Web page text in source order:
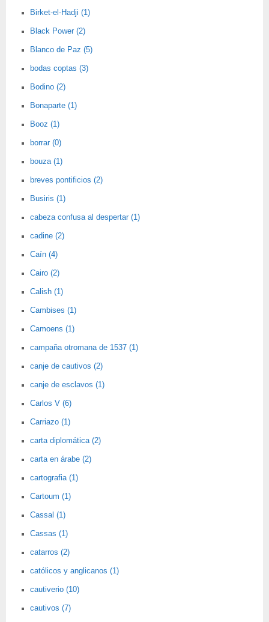
Birket-el-Hadji (1)
Black Power (2)
Blanco de Paz (5)
bodas coptas (3)
Bodino (2)
Bonaparte (1)
Booz (1)
borrar (0)
bouza (1)
breves pontificios (2)
Busiris (1)
cabeza confusa al despertar (1)
cadine (2)
Caín (4)
Cairo (2)
Calish (1)
Cambises (1)
Camoens (1)
campaña otromana de 1537 (1)
canje de cautivos (2)
canje de esclavos (1)
Carlos V (6)
Carriazo (1)
carta diplomática (2)
carta en árabe (2)
cartografia (1)
Cartoum (1)
Cassal (1)
Cassas (1)
catarros (2)
católicos y anglicanos (1)
cautiverio (10)
cautivos (7)